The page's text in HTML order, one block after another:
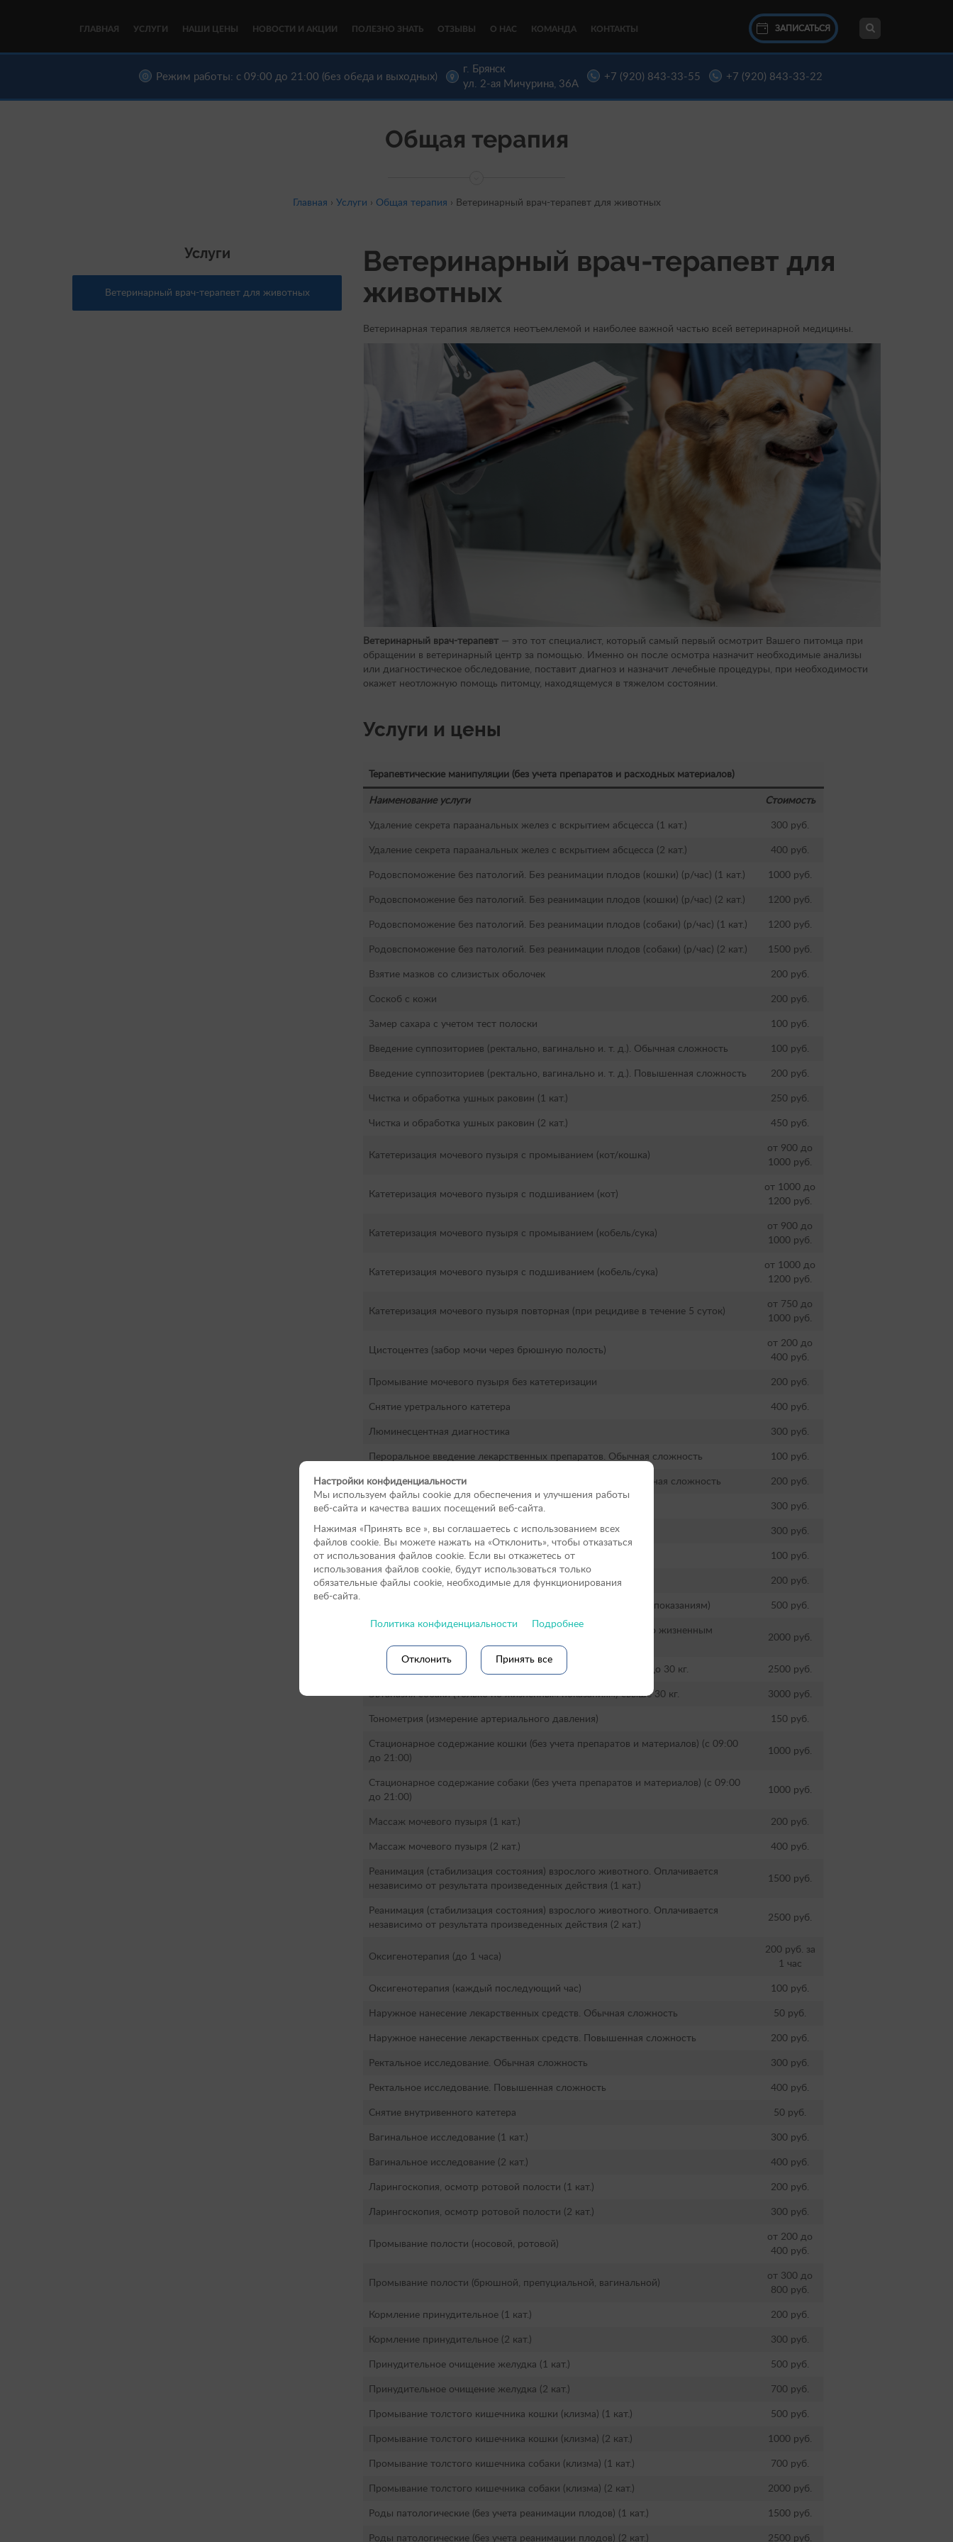
ГЛАВНАЯ УСЛУГИ НАШИ ЦЕНЫ НОВОСТИ И АКЦИИ ПОЛЕЗНО ЗНАТЬ ОТЗЫВЫ О НАС КОМАНДА КОНТАКТЫ ЗАПИСАТЬСЯ
Режим работы: с 09:00 до 21:00 (без обеда и выходных)
г. Брянск
ул. 2-ая Мичурина, 36А
+7 (920) 843-33-55 +7 (920) 843-33-22
Общая терапия
Главная › Услуги › Общая терапия › Ветеринарный врач-терапевт для животных
Услуги
Ветеринарный врач-терапевт для животных
Ветеринарный врач-терапевт для
животных
Ветеринарная терапия является неотъемлемой и наиболее важной частью всей ветеринарной медицины.
Ветеринарный врач-терапевт — это тот специалист, который самый первый осмотрит Вашего питомца при
обращении в ветеринарный центр за помощью. Именно он после осмотра назначит необходимые анализы
или диагностическое обследование, поставит диагноз и назначит лечебные процедуры, при необходимости
окажет неотложную помощь питомцу, находящемуся в тяжелом состоянии.
Услуги и цены
Терапевтические манипуляции (без учета препаратов и расходных материалов)
Наименование услуги Стоимость
Удаление секрета параанальных желез с вскрытием абсцесса (1 кат.) 300 руб.
Удаление секрета параанальных желез с вскрытием абсцесса (2 кат.) 400 руб.
Родовспоможение без патологий. Без реанимации плодов (кошки) (р/час) (1 кат.) 1000 руб.
Родовспоможение без патологий. Без реанимации плодов (кошки) (р/час) (2 кат.) 1200 руб.
Родовспоможение без патологий. Без реанимации плодов (собаки) (р/час) (1 кат.) 1200 руб.
Родовспоможение без патологий. Без реанимации плодов (собаки) (р/час) (2 кат.) 1500 руб.
Взятие мазков со слизистых оболочек 200 руб.
Соскоб с кожи 200 руб.
Замер сахара с учетом тест полоски 100 руб.
Введение суппозиториев (ректально, вагинально и. т. д.). Обычная сложность 100 руб.
Введение суппозиториев (ректально, вагинально и. т. д.). Повышенная сложность 200 руб.
Чистка и обработка ушных раковин (1 кат.) 250 руб.
Чистка и обработка ушных раковин (2 кат.) 450 руб.
Катетеризация мочевого пузыря с промыванием (кот/кошка)
от 900 до
1000 руб.
Катетеризация мочевого пузыря с подшиванием (кот)
от 1000 до
1200 руб.
Катетеризация мочевого пузыря с промыванием (кобель/сука)
от 900 до
1000 руб.
Катетеризация мочевого пузыря с подшиванием (кобель/сука)
от 1000 до
1200 руб.
Катетеризация мочевого пузыря повторная (при рецидиве в течение 5 суток)
от 750 до
1000 руб.
Цистоцентез (забор мочи через брюшную полость)
от 200 до
400 руб.
Промывание мочевого пузыря без катетеризации 200 руб.
Снятие уретрального катетера 400 руб.
Люминесцентная диагностика 300 руб.
Пероральное введение лекарственных препаратов. Обычная сложность 100 руб.
Пероральное введение лекарственных препаратов. Повышенная сложность 200 руб.
Удаление секрета параанальных желез (коты, кошки) 300 руб.
Удаление секрета параанальных желез (собаки, хорьки) 300 руб.
Удаление иксодового клеща (1 кат.) 100 руб.
Удаление иксодового клеща (2 кат.) 200 руб.
Эвтаназия животного весом до 0,5 кг (только по жизненным показаниям) 500 руб.
Эвтаназия кошки, хорька, грызуна, собаки до 10 кг (только по жизненным
показаниям)
2000 руб.
Эвтаназия собаки (только по жизненным показаниям) от 10 до 30 кг. 2500 руб.
Эвтаназия собаки (только по жизненным показаниям) свыше 30 кг. 3000 руб.
Тонометрия (измерение артериального давления) 150 руб.
Стационарное содержание кошки (без учета препаратов и материалов) (с 09:00
до 21:00)
1000 руб.
Стационарное содержание собаки (без учета препаратов и материалов) (с 09:00
до 21:00)
1000 руб.
Массаж мочевого пузыря (1 кат.) 200 руб.
Массаж мочевого пузыря (2 кат.) 400 руб.
Реанимация (стабилизация состояния) взрослого животного. Оплачивается
независимо от результата произведенных действия (1 кат.)
1500 руб.
Реанимация (стабилизация состояния) взрослого животного. Оплачивается
независимо от результата произведенных действия (2 кат.)
2500 руб.
Оксигенотерапия (до 1 часа)
200 руб. за
1 час
Оксигенотерапия (каждый последующий час) 100 руб.
Наружное нанесение лекарственных средств. Обычная сложность 50 руб.
Наружное нанесение лекарственных средств. Повышенная сложность 200 руб.
Ректальное исследование. Обычная сложность 300 руб.
Ректальное исследование. Повышенная сложность 400 руб.
Снятие внутривенного катетера 50 руб.
Вагинальное исследование (1 кат.) 300 руб.
Вагинальное исследование (2 кат.) 400 руб.
Ларингоскопия, осмотр ротовой полости (1 кат.) 200 руб.
Ларингоскопия, осмотр ротовой полости (2 кат.) 300 руб.
Промывание полости (носовой, ротовой)
от 200 до
400 руб.
Промывание полости (брюшной, препуциальной, вагинальной)
от 300 до
800 руб.
Кормление принудительное (1 кат.) 200 руб.
Кормление принудительное (2 кат.) 300 руб.
Принудительное очищение желудка (1 кат.) 500 руб.
Принудительное очищение желудка (2 кат.) 700 руб.
Промывание толстого кишечника кошки (клизма) (1 кат.) 500 руб.
Промывание толстого кишечника кошки (клизма) (2 кат.) 1000 руб.
Промывание толстого кишечника собаки (клизма) (1 кат.) 700 руб.
Промывание толстого кишечника собаки (клизма) (2 кат.) 2000 руб.
Роды патологические (без учета реанимации плодов) (1 кат.) 1500 руб.
Роды патологические (без учета реанимации плодов) (2 кат.) 2500 руб.
Настройки конфиденциальности
Мы используем файлы cookie для обеспечения и улучшения работы
веб-сайта и качества ваших посещений веб-сайта.
Нажимая «Принять вce », вы соглашаетесь с использованием всех
файлов cookie. Вы можете нажать на «Отклонить», чтобы отказаться
от использования файлов сookie. Если вы откажетесь от
использования файлов cookie, будут использоваться только
обязательные файлы cookie, необходимые для функционирования
веб-сайта.
Политика конфиденциальности Подробнее
Отклонить Принять все